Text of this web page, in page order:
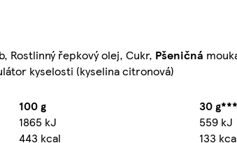
Rostlinný řepkový olej, Cukr, Pšeničná
kyselosti (kyselina citronová)
100 g 30 g***
1865 kJ 559 kJ
443 kcal
133